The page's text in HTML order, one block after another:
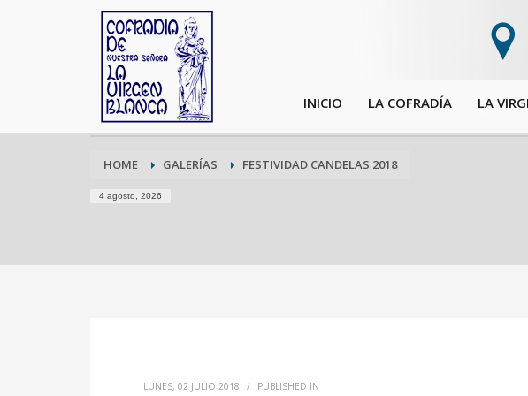
INICIO LA COFRADÍA LA
HOME GALERÍAS FESTIVIDAD CANDELAS 2018
4 agosto, 2026
LUNES, 02 JULIO 2018 / PUBLISHED IN